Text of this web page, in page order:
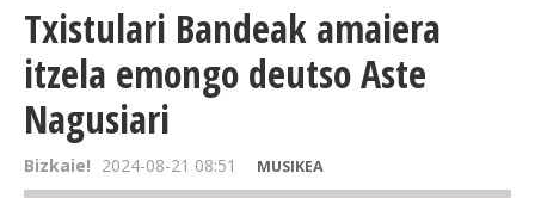
Txistulari Bandeak amaiera
itzela emongo deutso Aste
Nagusiari
Bizkaie! 2024-08-21 08:51 MUSIKEA